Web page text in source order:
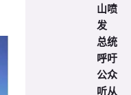
山喷
发
总统
呼吁
公众
听从